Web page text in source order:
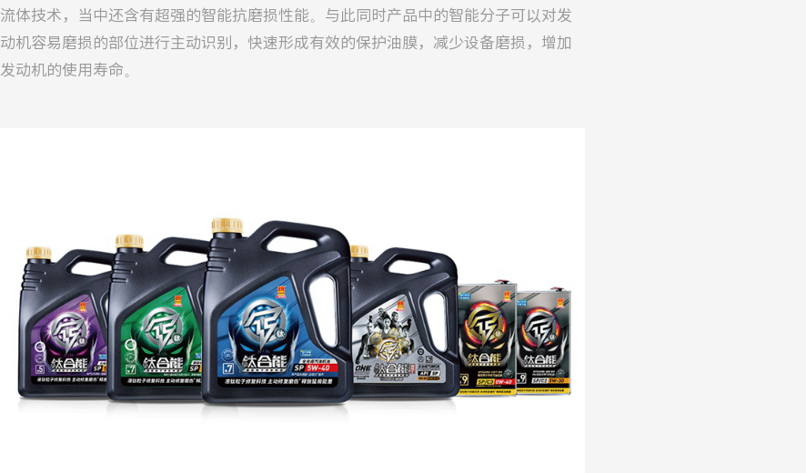
流体技术，当中还含有超强的智能抗磨损性能。与此同时产品中的智能分子可以对发
动机容易磨损的部位进行主动识别，快速形成有效的保护油膜，减少设备磨损，增加
发动机的使用寿命。